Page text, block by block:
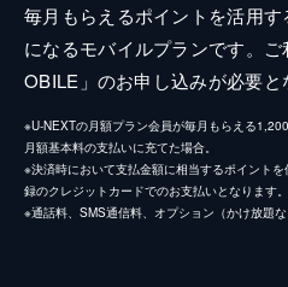
毎月もらえるポイントを活用
になるモバイルプランです。
OBILE」のお申し込みが必要と
※U-NEXTの月額プラン会員が毎月もらえる
月額基本料の支払いに充てた場合。
※決済時において支払金額に相当するポイント
録のクレジットカードでのお支払いとなります。
※通話料、SMS通信料、オプション（かけ放題